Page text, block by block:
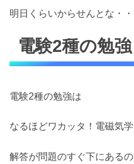
明日くらいからせんとな・・
電験2種の勉強
電験2種の勉強は
なるほどワカッタ！電磁気
解答が問題のすぐ下にある